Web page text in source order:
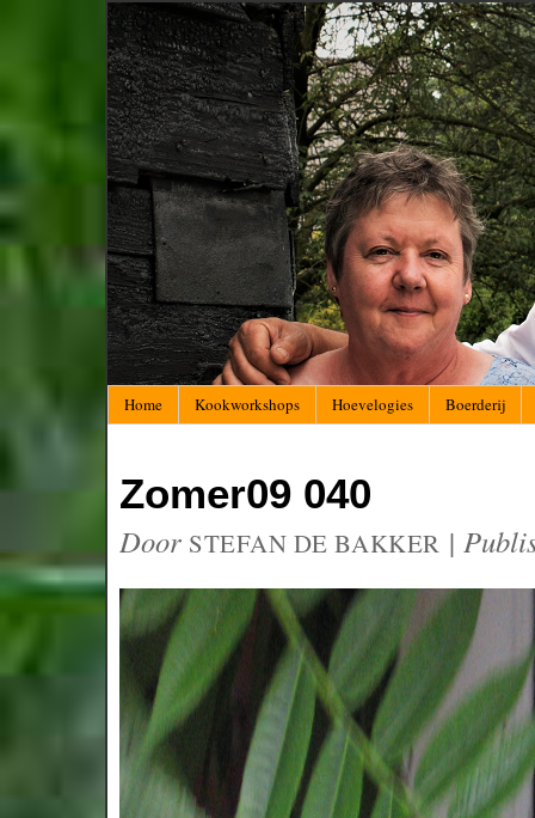
Home Kookworkshops Hoevelogies Boerderij
Zomer09 040
Door STEFAN DE BAKKER |